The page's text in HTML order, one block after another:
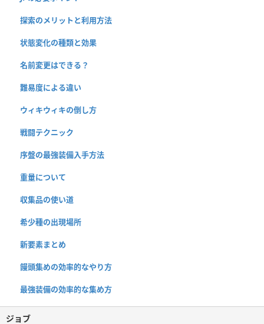
探索のメリットと利用方法
状態変化の種類と効果
名前変更はできる？
難易度による違い
ウィキウィキの倒し方
戦闘テクニック
序盤の最強装備入手方法
重量について
収集品の使い道
希少種の出現場所
新要素まとめ
饅頭集めの効率的なやり方
最強装備の効率的な集め方
ジョブ